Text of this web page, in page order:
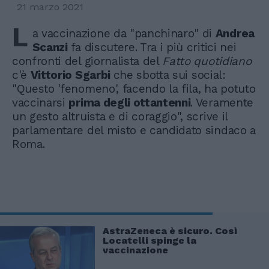
21 marzo 2021
L a vaccinazione da "panchinaro" di Andrea
Scanzi fa discutere. Tra i più critici nei
confronti del giornalista del Fatto quotidiano
c'è Vittorio Sgarbi che sbotta sui social:
"Questo 'fenomeno', facendo la fila, ha potuto
vaccinarsi prima degli ottantenni. Veramente
un gesto altruista e di coraggio", scrive il
parlamentare del misto e candidato sindaco a
Roma.
AstraZeneca è sicuro. Così
Locatelli spinge la
vaccinazione